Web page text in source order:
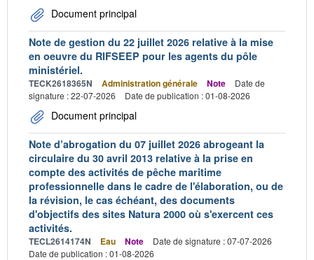
Document principal
Note de gestion du 22 juillet 2026 relative à la mise
en oeuvre du RIFSEEP pour les agents du pôle
ministériel.
TECK2618365N Administration générale Note
Date de
signature : 22-07-2026
Date de publication : 01-08-2026
Document principal
Note d’abrogation du 07 juillet 2026 abrogeant la
circulaire du 30 avril 2013 relative à la prise en
compte des activités de pêche maritime
professionnelle dans le cadre de l'élaboration, ou de
la révision, le cas échéant, des documents
d'objectifs des sites Natura 2000 où s'exercent ces
activités.
TECL2614174N Eau Note
Date de signature : 07-07-2026
Date de publication : 01-08-2026